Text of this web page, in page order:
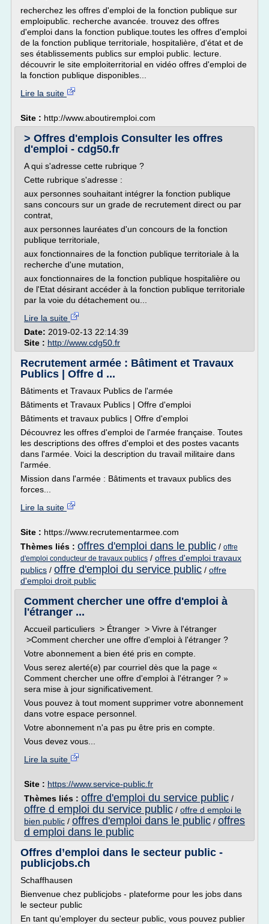
recherchez les offres d'emploi de la fonction publique sur
emploipublic. recherche avancée. trouvez des offres
d'emploi dans la fonction publique.toutes les offres d'emploi
de la fonction publique territoriale, hospitalière, d'état et de
ses établissements publics sur emploi public. lecture.
découvrir le site emploiterritorial en vidéo offres d'emploi de
la fonction publique disponibles...
Lire la suite
Site : http://www.aboutiremploi.com
> Offres d'emplois Consulter les offres
d'emploi - cdg50.fr
A qui s'adresse cette rubrique ?
Cette rubrique s'adresse :
aux personnes souhaitant intégrer la fonction publique
sans concours sur un grade de recrutement direct ou par
contrat,
aux personnes lauréates d'un concours de la fonction
publique territoriale,
aux fonctionnaires de la fonction publique territoriale à la
recherche d'une mutation,
aux fonctionnaires de la fonction publique hospitalière ou
de l'Etat désirant accéder à la fonction publique territoriale
par la voie du détachement ou...
Lire la suite
Date: 2019-02-13 22:14:39
Site : http://www.cdg50.fr
Recrutement armée : Bâtiment et Travaux
Publics | Offre d ...
Bâtiments et Travaux Publics de l'armée
Bâtiments et Travaux Publics | Offre d'emploi
Bâtiments et travaux publics | Offre d'emploi
Découvrez les offres d'emploi de l'armée française. Toutes
les descriptions des offres d'emploi et des postes vacants
dans l'armée. Voici la description du travail militaire dans
l'armée.
Mission dans l'armée : Bâtiments et travaux publics des
forces...
Lire la suite
Site : https://www.recrutementarmee.com
Thèmes liés : offres d'emploi dans le public / offre
d'emploi conducteur de travaux publics / offres d'emploi travaux
publics / offre d'emploi du service public / offre
d'emploi droit public
Comment chercher une offre d'emploi à
l'étranger ...
Accueil particuliers > Étranger > Vivre à l'étranger
>Comment chercher une offre d'emploi à l'étranger ?
Votre abonnement a bien été pris en compte.
Vous serez alerté(e) par courriel dès que la page «
Comment chercher une offre d'emploi à l'étranger ? »
sera mise à jour significativement.
Vous pouvez à tout moment supprimer votre abonnement
dans votre espace personnel.
Votre abonnement n'a pas pu être pris en compte.
Vous devez vous...
Lire la suite
Site : https://www.service-public.fr
Thèmes liés : offre d'emploi du service public /
offre d emploi du service public / offre d emploi le
bien public / offres d'emploi dans le public / offres
d emploi dans le public
Offres d’emploi dans le secteur public -
publicjobs.ch
Schaffhausen
Bienvenue chez publicjobs - plateforme pour les jobs dans
le secteur public
En tant qu'employer du secteur public, vous pouvez publier